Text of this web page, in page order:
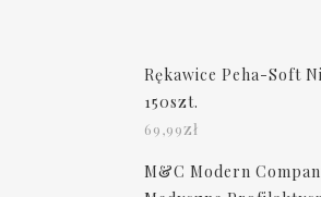
Rękawice Peha-Soft
150szt.
69,99zł
M&C Modern